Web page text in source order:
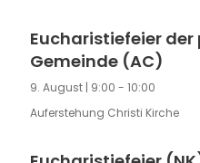
Eucharistiefeier der
Gemeinde (AC)
9. August | 9:00 - 10:00
Auferstehung Christi Kirche